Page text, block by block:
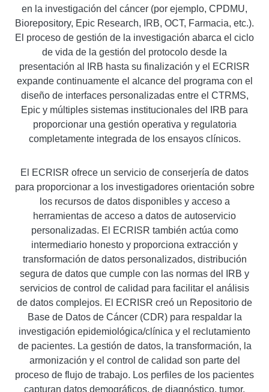
en la investigación del cáncer (por ejemplo, CPDMU,
Biorepository, Epic Research, IRB, OCT, Farmacia, etc.).
El proceso de gestión de la investigación abarca el ciclo
de vida de la gestión del protocolo desde la
presentación al IRB hasta su finalización y el ECRISR
expande continuamente el alcance del programa con el
diseño de interfaces personalizadas entre el CTRMS,
Epic y múltiples sistemas institucionales del IRB para
proporcionar una gestión operativa y regulatoria
completamente integrada de los ensayos clínicos.
El ECRISR ofrece un servicio de conserjería de datos
para proporcionar a los investigadores orientación sobre
los recursos de datos disponibles y acceso a
herramientas de acceso a datos de autoservicio
personalizadas. El ECRISR también actúa como
intermediario honesto y proporciona extracción y
transformación de datos personalizados, distribución
segura de datos que cumple con las normas del IRB y
servicios de control de calidad para facilitar el análisis
de datos complejos. El ECRISR creó un Repositorio de
Base de Datos de Cáncer (CDR) para respaldar la
investigación epidemiológica/clínica y el reclutamiento
de pacientes. La gestión de datos, la transformación, la
armonización y el control de calidad son parte del
proceso de flujo de trabajo. Los perfiles de los pacientes
capturan datos demográficos, de diagnóstico, tumor,